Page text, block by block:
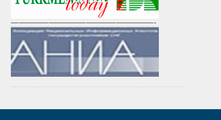
———————————————————-